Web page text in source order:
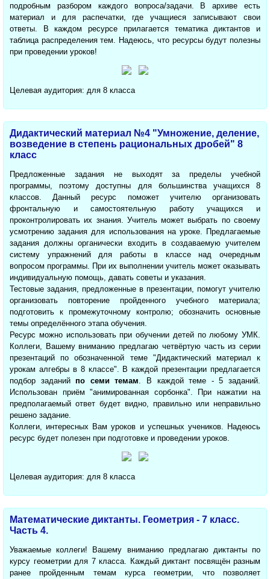
подробным разбором каждого вопроса/задачи. В архиве есть
материал и для распечатки, где учащиеся записывают свои
ответы. В каждом ресурсе прилагается тематика диктантов и
таблица распределения тем. Надеюсь, что ресурсы будут полезны
при проведении уроков!
Целевая аудитория: для 8 класса
Дидактический материал №4 "Умножение, деление,
возведение в степень рациональных дробей" 8
класс
Предложенные задания не выходят за пределы учебной
программы, поэтому доступны для большинства учащихся 8
классов. Данный ресурс поможет учителю организовать
фронтальную и самостоятельную работу учащихся и
проконтролировать их знания. Учитель может выбрать по своему
усмотрению задания для использования на уроке. Предлагаемые
задания должны органически входить в создаваемую учителем
систему упражнений для работы в классе над очередным
вопросом программы. При их выполнении учитель может оказывать
индивидуальную помощь, давать советы и указания.
Тестовые задания, предложенные в презентации, помогут учителю
организовать повторение пройденного учебного материала;
подготовить к промежуточному контролю; обозначить основные
темы определённого этапа обучения.
Ресурс можно использовать при обучении детей по любому УМК.
Коллеги, Вашему вниманию предлагаю четвёртую часть из серии
презентаций по обозначенной теме "Дидактический материал к
урокам алгебры в 8 классе". В каждой презентации предлагается
подбор заданийпо семи темам. В каждой теме - 5 заданий.
Использован приём "анимированная сорбонка". При нажатии на
предполагаемый ответ будет видно, правильно или неправильно
решено задание.
Коллеги, интересных Вам уроков и успешных учеников. Надеюсь
ресурс будет полезен при подготовке и проведении уроков.
Целевая аудитория: для 8 класса
Математические диктанты. Геометрия - 7 класс.
Часть 4.
Уважаемые коллеги! Вашему вниманию предлагаю диктанты по
курсу геометрии для 7 класса. Каждый диктант посвящён разным
ранее пройденным темам курса геометрии, что позволяет